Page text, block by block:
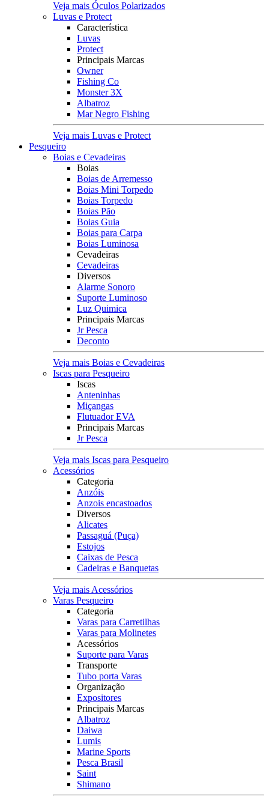
Veja mais Óculos Polarizados
Luvas e Protect
Característica
Luvas
Protect
Principais Marcas
Owner
Fishing Co
Monster 3X
Albatroz
Mar Negro Fishing
Veja mais Luvas e Protect
Pesqueiro
Boias e Cevadeiras
Boias
Boias de Arremesso
Boias Mini Torpedo
Boias Torpedo
Boias Pão
Boias Guia
Boias para Carpa
Boias Luminosa
Cevadeiras
Cevadeiras
Diversos
Alarme Sonoro
Suporte Luminoso
Luz Quimica
Principais Marcas
Jr Pesca
Deconto
Veja mais Boias e Cevadeiras
Iscas para Pesqueiro
Iscas
Anteninhas
Miçangas
Flutuador EVA
Principais Marcas
Jr Pesca
Veja mais Iscas para Pesqueiro
Acessórios
Categoria
Anzóis
Anzois encastoados
Diversos
Alicates
Passaguá (Puça)
Estojos
Caixas de Pesca
Cadeiras e Banquetas
Veja mais Acessórios
Varas Pesqueiro
Categoria
Varas para Carretilhas
Varas para Molinetes
Acessórios
Suporte para Varas
Transporte
Tubo porta Varas
Organização
Expositores
Principais Marcas
Albatroz
Daiwa
Lumis
Marine Sports
Pesca Brasil
Saint
Shimano